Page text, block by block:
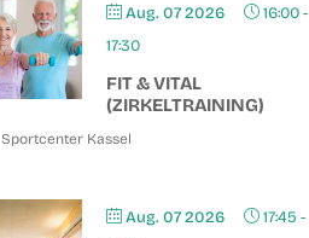
Aug. 07 2026 16:00-
17:30
FIT & VITAL
(ZIRKELTRAINING)
Sportcenter Kassel
Aug. 07 2026 17:45 -